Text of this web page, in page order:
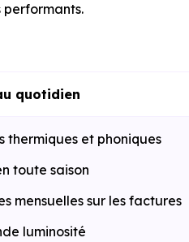
performants.
quotidien
thermiques et phoniques
toute saison
mensuelles sur les factures
luminosité